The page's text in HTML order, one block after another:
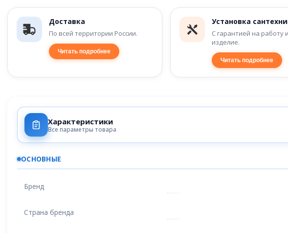
Доставка
По всей территории России.
Читать подробнее
Установка
С гарантией на работу и
изделие.
Читать подробнее
Характеристики
Все параметры товара
ОСНОВНЫЕ
Бренд
Страна бренда